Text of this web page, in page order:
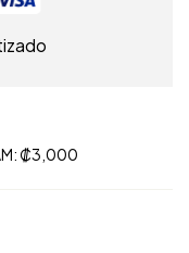
₡3,000